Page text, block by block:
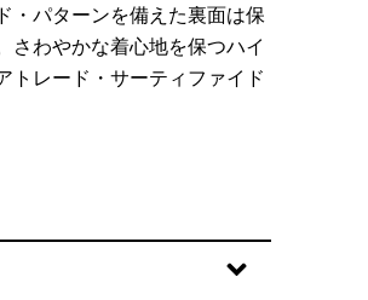
・パターンを備えた裏面は保
さわやかな着心地を保つハイ
トレード・サーティファイド